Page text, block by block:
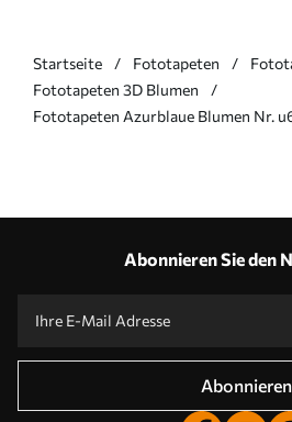
Startseite Fototapeten
Fototapeten 3D Blumen
Fototapeten Azurblaue Blumen Nr.
Abonnieren Sie den
Abonnieren